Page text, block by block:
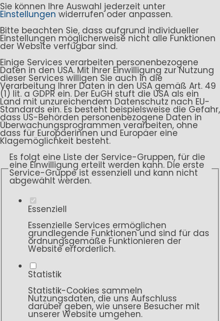
Sie können Ihre Auswahl jederzeit unter
Einstellungen widerrufen oder anpassen.
Bitte beachten Sie, dass aufgrund individueller
Einstellungen möglicherweise nicht alle Funktionen
der Website verfügbar sind.
Einige Services verarbeiten personenbezogene
Daten in den USA. Mit Ihrer Einwilligung zur Nutzung
dieser Services willigen Sie auch in die
Verarbeitung Ihrer Daten in den USA gemäß Art. 49
(1) lit. a GDPR ein. Der EuGH stuft die USA als ein
Land mit unzureichendem Datenschutz nach EU-
Standards ein. Es besteht beispielsweise die Gefahr,
dass US-Behörden personenbezogene Daten in
Überwachungsprogrammen verarbeiten, ohne
dass für Europäerinnen und Europäer eine
Klagemöglichkeit besteht.
Es folgt eine Liste der Service-Gruppen, für die
eine Einwilligung erteilt werden kann. Die erste
Service-Gruppe ist essenziell und kann nicht
abgewählt werden.
Essenziell
Essenzielle Services ermöglichen
grundlegende Funktionen und sind für das
ordnungsgemäße Funktionieren der
Website erforderlich.
Statistik
Statistik-Cookies sammeln
Nutzungsdaten, die uns Aufschluss
darüber geben, wie unsere Besucher mit
unserer Website umgehen.